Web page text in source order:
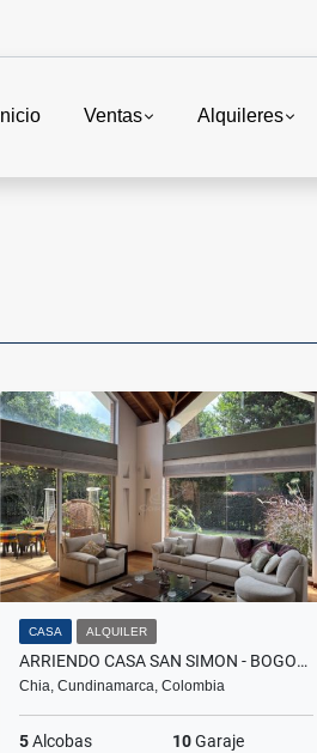
Inicio Ventas Alquileres
CASA ALQUILER
ARRIENDO CASA SAN SIMON - BOGOTA
Chia, Cundinamarca, Colombia
5Alcobas 10Garaje